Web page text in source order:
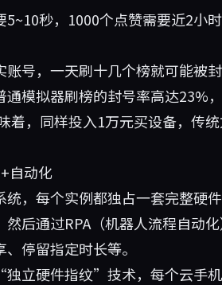
5~10秒，1000个点赞需要近2小
号，一天刷十几个榜就可能被封
模拟器刷榜的封号率高达23%
，同样投入1万元买设备，传统
自动化
，每个实例都独占一套完整硬
后通过RPA（机器人流程自动
停留指定时长等。
立硬件指纹”技术，每个云手机